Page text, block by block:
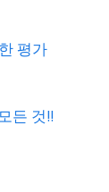
평가
든 것!!